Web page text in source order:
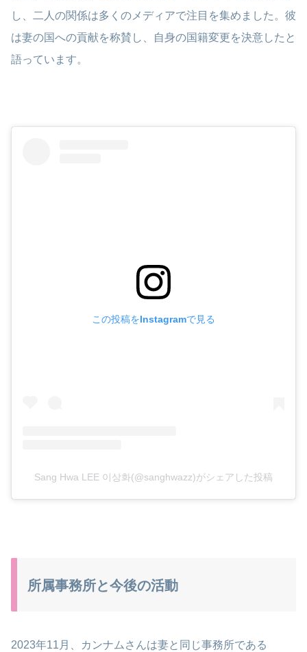
し、二人の関係は多くのメディアで注目を集めました。​彼
は妻の国への貢献を称賛し、自身の国籍変更を決意したと
語っています。 ​
この投稿をInstagramで見る
Sang Hwa LEE 이상화(@sanghwazz)がシェアした投稿
所属事務所と今後の活動
2023年11月、カンナムさんは妻と同じ事務所である